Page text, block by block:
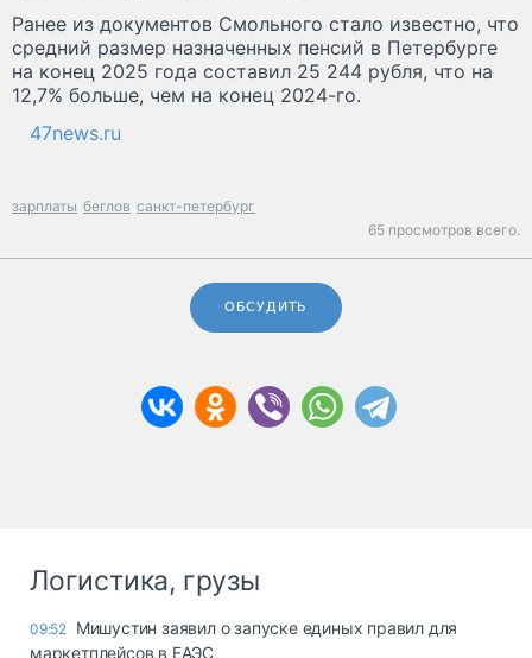
Ранее из документов Смольного стало известно, что
средний размер назначенных пенсий в Петербурге
на конец 2025 года составил 25 244 рубля, что на
12,7% больше, чем на конец 2024-го.
47news.ru
зарплаты беглов санкт-петербург
65 просмотров всего.
ОБСУДИТЬ
Логистика, грузы
09:52 Мишустин заявил о запуске единых правил для
маркетплейсов в ЕАЭС